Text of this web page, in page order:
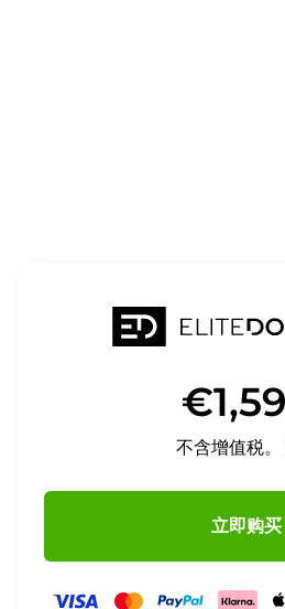
不含增值税。
立即购买